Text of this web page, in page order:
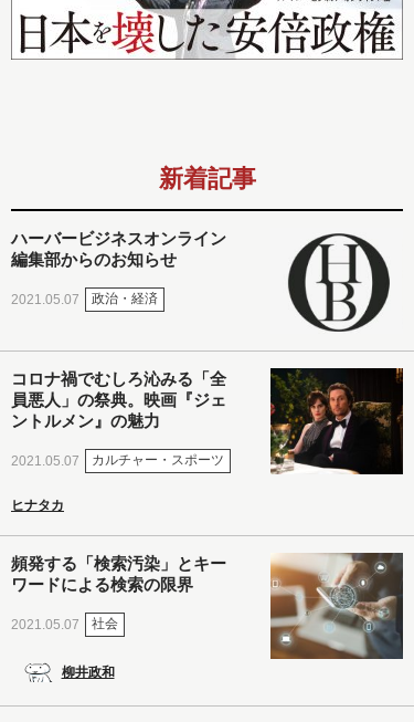
新着記事
ハーバービジネスオンライン
編集部からのお知らせ
2021.05.07 政治・経済
コロナ禍でむしろ沁みる「全
員悪人」の祭典。映画『ジェ
ントルメン』の魅力
2021.05.07 カルチャー・スポーツ
ヒナタカ
頻発する「検索汚染」とキー
ワードによる検索の限界
2021.05.07 社会
柳井政和